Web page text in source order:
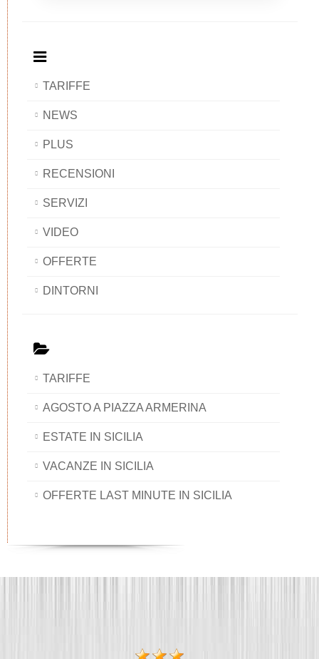
TARIFFE
NEWS
PLUS
RECENSIONI
SERVIZI
VIDEO
OFFERTE
DINTORNI
TARIFFE
AGOSTO A PIAZZA ARMERINA
ESTATE IN SICILIA
VACANZE IN SICILIA
OFFERTE LAST MINUTE IN SICILIA